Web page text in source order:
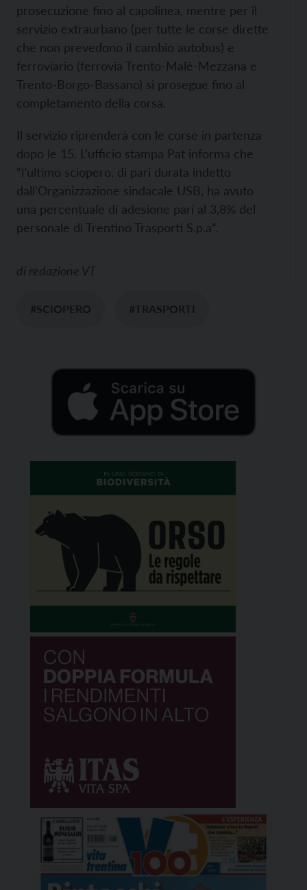
prosecuzione fino al capolinea, mentre per il
servizio extraurbano (per tutte le corse dirette
che non prevedono il cambio autobus) e
ferroviario (ferrovia Trento-Malè-Mezzana e
Trento-Borgo-Bassano) si prosegue fino al
completamento della corsa.
Il servizio riprenderà con le corse in partenza
dopo le 15. L’ufficio stampa Pat informa che
“l’ultimo sciopero, di pari durata indetto
dall’Organizzazione sindacale USB, ha avuto
una percentuale di adesione pari al 3,8% del
personale di Trentino Trasporti S.p.a”.
di redazione VT
#SCIOPERO #TRASPORTI